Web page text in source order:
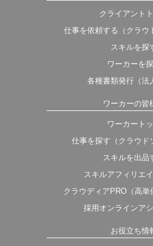
クライアント
仕事を依頼する（クラウ
スキルを探
ワーカーを
各種書類発行（法
ワーカーの皆
ワーカート
仕事を探す（クラウド
スキルを出品
スキルアフィリエ
クラウディアPRO（高単
採用オンラインア
お役立ち情